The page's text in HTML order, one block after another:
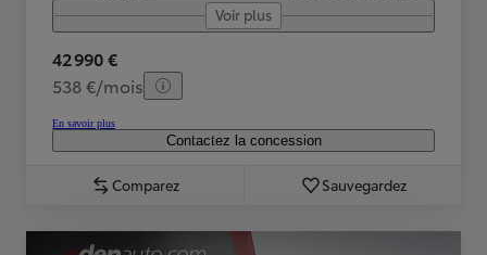
Voir plus
42 990 €
538 €/mois
En savoir plus
Contactez la concession
Comparez Sauvegardez